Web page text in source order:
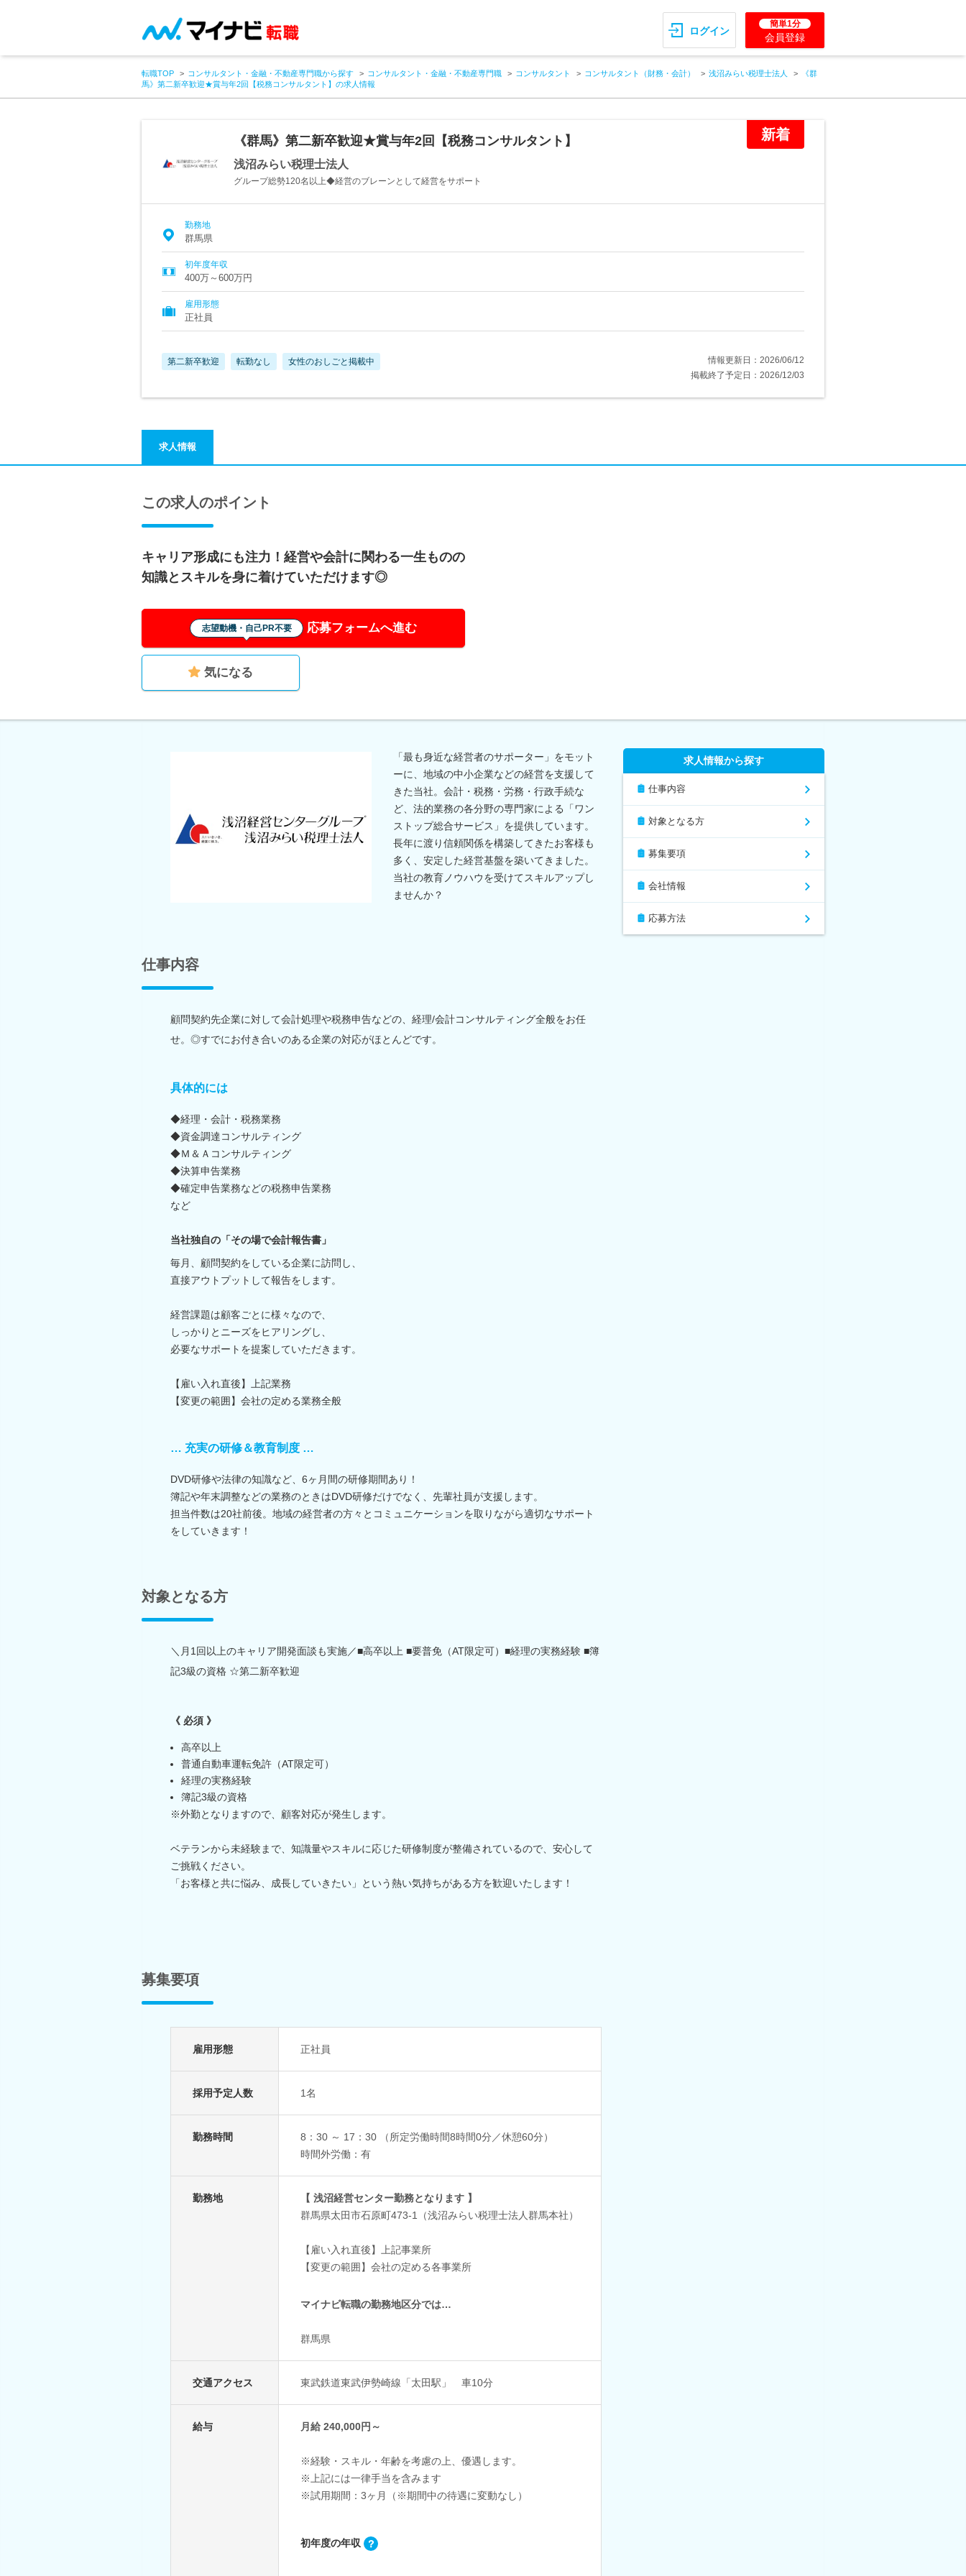
ログイン
簡単1分
会員登録
転職TOP コンサルタント・金融・不動産専門職から探す コンサルタント・金融・不動産専門職 コンサルタント コンサルタント（財務・会計） 浅沼みらい税理士法人
《群
馬》第二新卒歓迎★賞与年2回【税務コンサルタント】の求人情報
新着
《群馬》第二新卒歓迎★賞与年2回【税務コンサルタント】
浅沼みらい税理士法人
グループ総勢120名以上◆経営のブレーンとして経営をサポート
勤務地
群馬県
初年度年収
400万～600万円
雇用形態
正社員
第二新卒歓迎 転勤なし 女性のおしごと掲載中
情報更新日：2026/06/12
掲載終了予定日：2026/12/03
求人情報
この求人のポイント
キャリア形成にも注力！経営や会計に関わる一生ものの
知識とスキルを身に着けていただけます◎
志望動機・自己PR不要 応募フォームへ進む
気になる
「最も身近な経営者のサポーター」をモット
ーに、地域の中小企業などの経営を支援して
きた当社。会計・税務・労務・行政手続な
ど、法的業務の各分野の専門家による「ワン
ストップ総合サービス」を提供しています。
長年に渡り信頼関係を構築してきたお客様も
多く、安定した経営基盤を築いてきました。
当社の教育ノウハウを受けてスキルアップし
ませんか？
仕事内容
顧問契約先企業に対して会計処理や税務申告などの、経理/会計コンサルティング全般をお任
せ。◎すでにお付き合いのある企業の対応がほとんどです。
具体的には
◆経理・会計・税務業務
◆資金調達コンサルティング
◆Ｍ＆Ａコンサルティング
◆決算申告業務
◆確定申告業務などの税務申告業務
など
当社独自の「その場で会計報告書」
毎月、顧問契約をしている企業に訪問し、
直接アウトプットして報告をします。
経営課題は顧客ごとに様々なので、
しっかりとニーズをヒアリングし、
必要なサポートを提案していただきます。
【雇い入れ直後】上記業務
【変更の範囲】会社の定める業務全般
… 充実の研修＆教育制度 …
DVD研修や法律の知識など、6ヶ月間の研修期間あり！
簿記や年末調整などの業務のときはDVD研修だけでなく、先輩社員が支援します。
担当件数は20社前後。地域の経営者の方々とコミュニケーションを取りながら適切なサポート
をしていきます！
対象となる方
＼月1回以上のキャリア開発面談も実施／■高卒以上 ■要普免（AT限定可）■経理の実務経験 ■簿
記3級の資格 ☆第二新卒歓迎
《 必須 》
高卒以上
普通自動車運転免許（AT限定可）
経理の実務経験
簿記3級の資格
※外勤となりますので、顧客対応が発生します。
ベテランから未経験まで、知識量やスキルに応じた研修制度が整備されているので、安心して
ご挑戦ください。
「お客様と共に悩み、成長していきたい」という熱い気持ちがある方を歓迎いたします！
募集要項
雇用形態 正社員
採用予定人数 1名
勤務時間
8：30 ～ 17：30 （所定労働時間8時間0分／休憩60分）
時間外労働：有
勤務地
【 浅沼経営センター勤務となります 】
群馬県太田市石原町473-1（浅沼みらい税理士法人群馬本社）
【雇い入れ直後】上記事業所
【変更の範囲】会社の定める各事業所
マイナビ転職の勤務地区分では…
群馬県
交通アクセス 東武鉄道東武伊勢崎線「太田駅」 車10分
給与 月給 240,000円～
※経験・スキル・年齢を考慮の上、優遇します。
※上記には一律手当を含みます
※試用期間：3ヶ月（※期間中の待遇に変動なし）
初年度の年収
求人情報から探す
仕事内容
対象となる方
募集要項
会社情報
応募方法